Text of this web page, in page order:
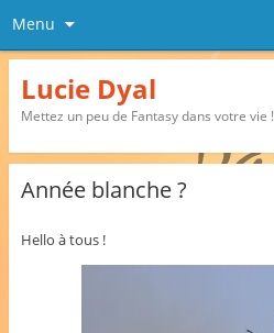
Menu
Lucie Dyal
Mettez un peu de Fantasy dans votre vie !
Année blanche ?
Hello à tous !